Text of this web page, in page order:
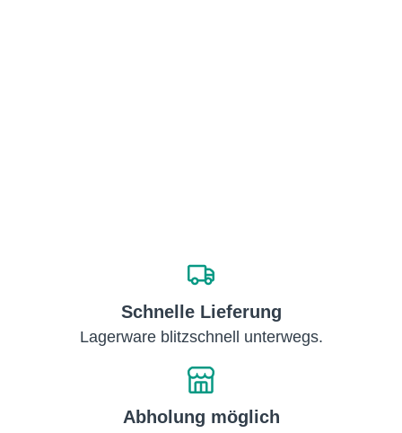
Schnelle Lieferung
Lagerware blitzschnell unterwegs.
Abholung möglich